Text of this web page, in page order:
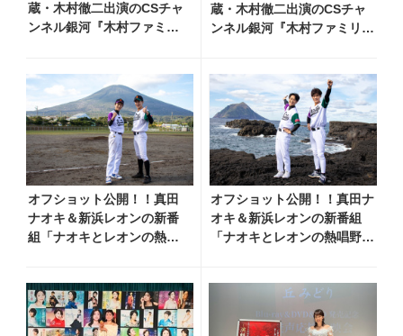
蔵・木村徹二出演のCSチャ
ンネル銀河『木村ファミリ
（土）放送回の収録の模様
を密着レポート！
蔵・木村徹二出演のCSチャ
ンネル銀河『木村ファミリー
送回の収録の模様を密着レポ
ート！
オフショット公開！！真田
ナオキ＆新浜レオンの新番
組「ナオキとレオンの熱唱
チームVS地元の大人チーム
との試合に参戦～
オフショット公開！！真田ナ
オキ＆新浜レオンの新番組
「ナオキとレオンの熱唱野球
ームの練習に参加～